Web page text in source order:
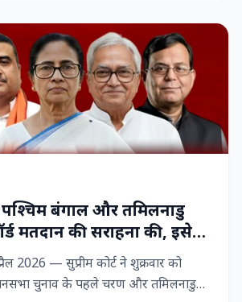
पश्चिम बंगाल और तमिलनाडु
मतदान की सराहना की, इसे
का प्रदर्शन बताया
2026 — सुप्रीम कोर्ट ने शुक्रवार को
चुनाव के पहले चरण और तमिलनाडु